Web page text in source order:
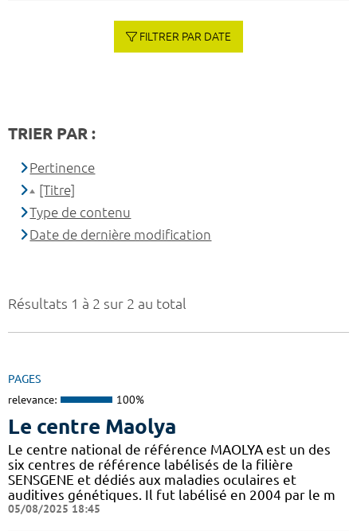
Résultats 1 à 2 sur 2 au total
PAGES
relevance: 100%
Le centre Maolya
Le centre national de référence MAOLYA est un des
six centres de référence labélisés de la filière
SENSGENE et dédiés aux maladies oculaires et
auditives génétiques. Il fut labélisé en 2004 par le m
05/08/2025 18:45
FILTRER PAR DATE
TRIER PAR :
Pertinence
[Titre]
Type de contenu
Date de dernière modification